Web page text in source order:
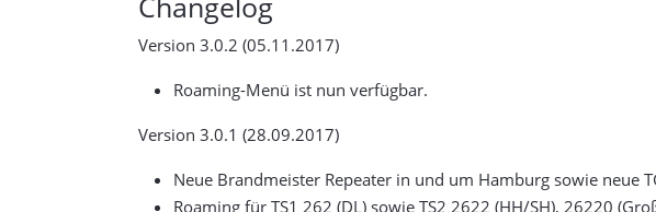
Version 3.0.2 (05.11.2017)
Roaming-Menü ist nun verfügbar.
Version 3.0.1 (28.09.2017)
Neue Brandmeister Repeater in und um Hamburg sowie neue
Roaming für TS1 262 (DL) sowie TS2 2622 (HH/SH), 26220